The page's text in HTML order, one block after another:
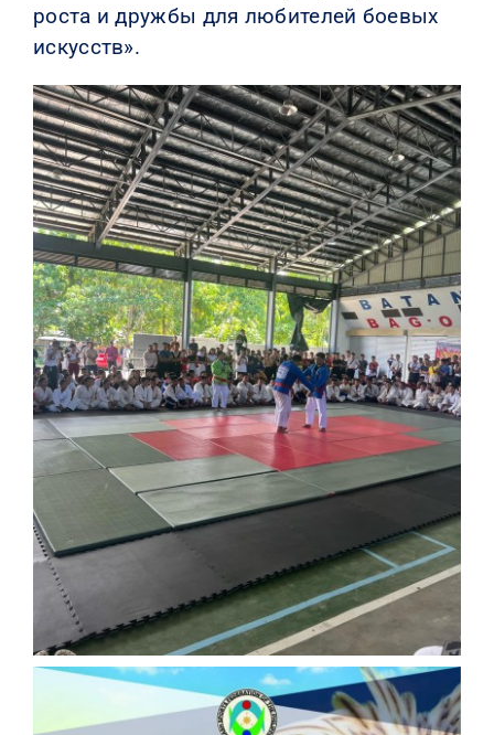
роста и дружбы для любителей боевых
искусств».